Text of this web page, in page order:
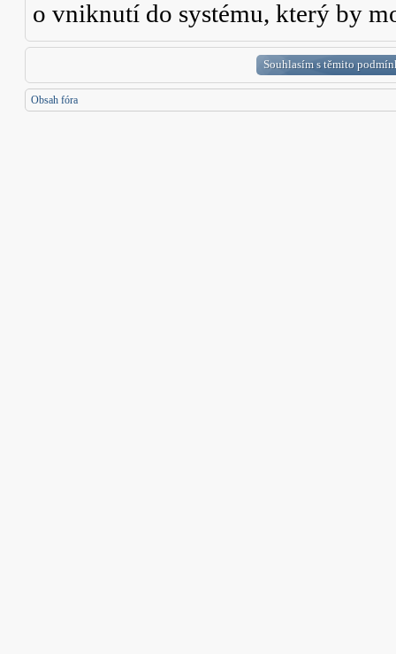
o vniknutí do systému, který by
Obsah fóra